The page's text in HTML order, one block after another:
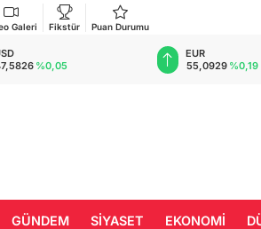
Galeri Fikstür Puan Durumu
%0,05
EUR
55,0929 %0,19
GÜNDEM SİYASET EKONOMİ